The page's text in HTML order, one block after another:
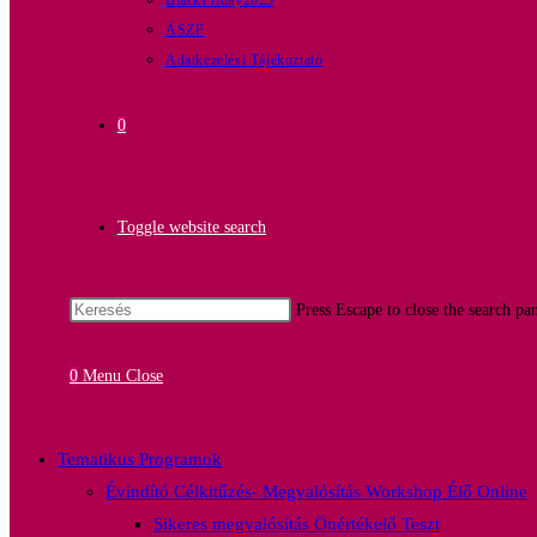
ÁSZF
Adatkezelési Tájékoztató
0
Toggle website search
Press Escape to close the search
0 Menu Close
Tematikus Programok
Évindító Célkitűzés- Megvalósítás Workshop Élő Online
Sikeres megvalósítás Önértékelő Teszt